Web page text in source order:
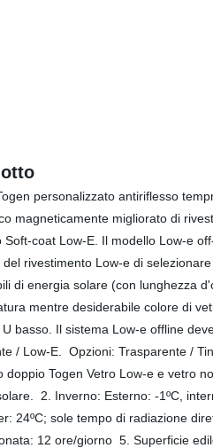
personalizzato antiriflesso
magneticamente migliorato di
coat Low-E. Il modello Low-e
rivestimento Low-e di
di energia solare (con lunghezza
mentre desiderabile colore di
basso. Il sistema Low-e offline
/ Low-E. Opzioni: Trasparente /
doppio Togen Vetro Low-e e vetro
2. Inverno: Esterno: -1ºC,
24ºC; sole tempo di radiazione
12 ore/giorno 5. Superficie